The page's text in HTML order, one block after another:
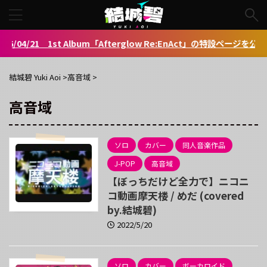
21 1st Album「Afterglow Re:EnAct」の特設ページを公開しま
結城碧 Yuki Aoi >高音域 >
高音域
ソロ カバー
同人音楽作品
J-POP
高音域
【ぼっちだけど全力で】ニコニ
コ動画摩天楼 / めだ (covered
by.結城碧)
2022/5/20